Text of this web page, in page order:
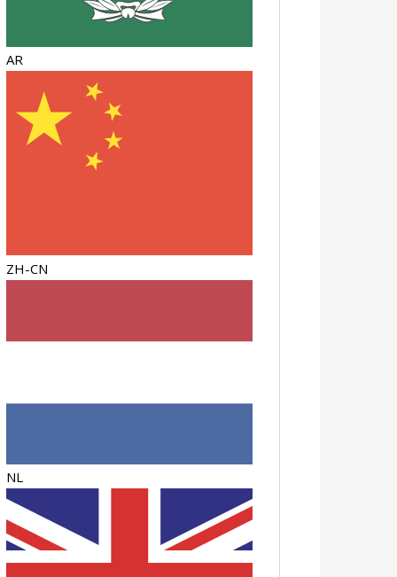
AR
ZH-CN
NL